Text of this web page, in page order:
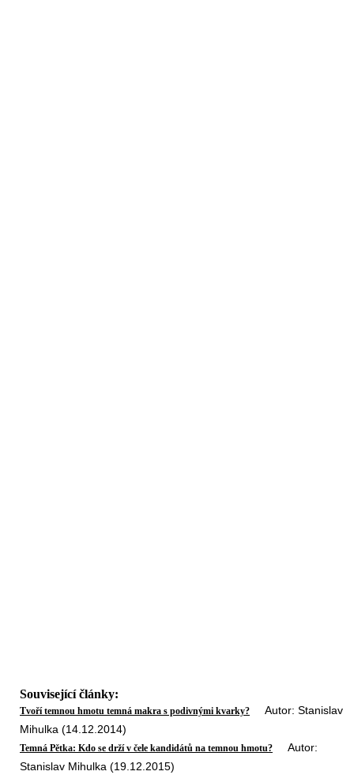
Související články:
Tvoří temnou hmotu temná makra s podivnými kvarky? Autor: Stanislav
Mihulka (14.12.2014)
Temná Pětka: Kdo se drží v čele kandidátů na temnou hmotu? Autor:
Stanislav Mihulka (19.12.2015)